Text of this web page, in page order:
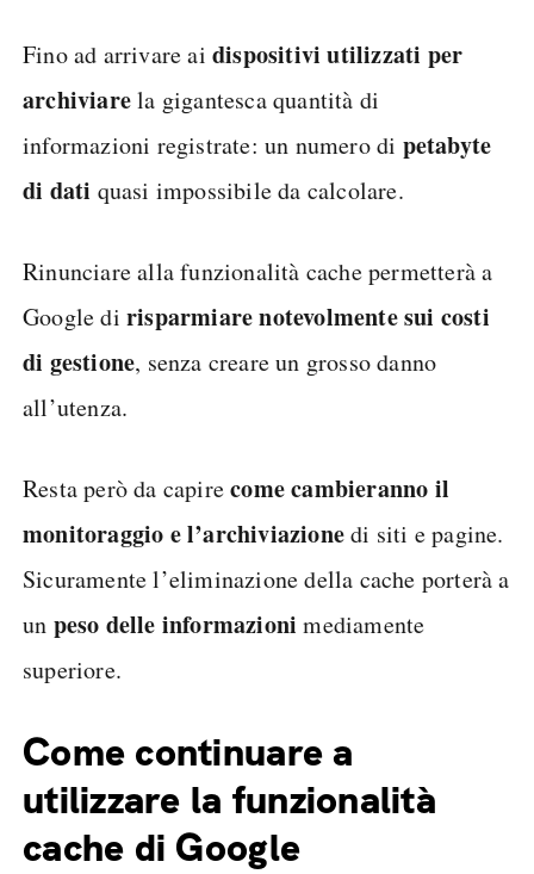
Fino ad arrivare ai dispositivi utilizzati per
archiviarela gigantesca quantità di
informazioni registrate: un numero di petabyte
di dati quasi impossibile da calcolare.
Rinunciare alla funzionalità cache permetterà a
Google di risparmiare notevolmente sui costi
di gestione, senza creare un grosso danno
all’utenza.
Resta però da capirecome cambieranno il
monitoraggio e l’archiviazionedi siti e pagine.
Sicuramente l’eliminazione della cache porterà a
un peso delle informazioni mediamente
superiore.
Come continuare a
utilizzare la funzionalità
cache di Google